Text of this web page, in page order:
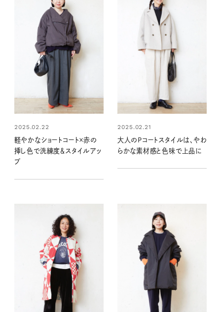
2025.02.22
軽やかなショートコート×赤の
挿し色で洗練度＆スタイルアッ
プ
2025.02.21
大人のPコートスタイルは、やわ
らかな素材感と色味で上品に